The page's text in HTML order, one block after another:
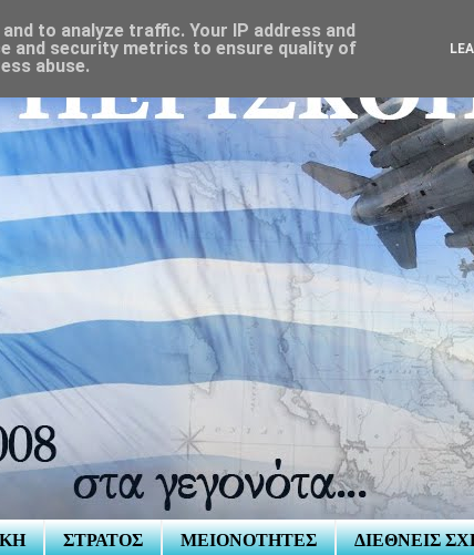
ΣΤΡΑΤΟΣ ΜΕΙΟΝΟΤΗΤΕΣ ΔΙΕΘΝΕΙΣ
to analyze traffic. Your IP address and
and security metrics to ensure quality of
abuse.